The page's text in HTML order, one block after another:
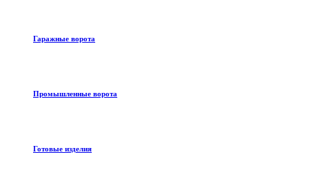
Гаражные ворота
Промышленные ворота
Готовые изделия